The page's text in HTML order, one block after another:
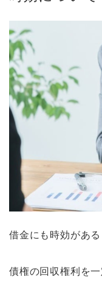
借金にも時効があ
債権の回収権利を